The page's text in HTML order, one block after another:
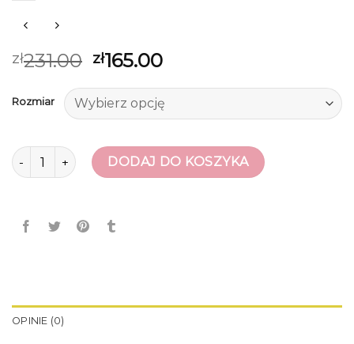
zł231.00 zł165.00
Rozmiar
ilość kozaki z szeroką cholewką
DODAJ DO KOSZYKA
OPINIE (0)